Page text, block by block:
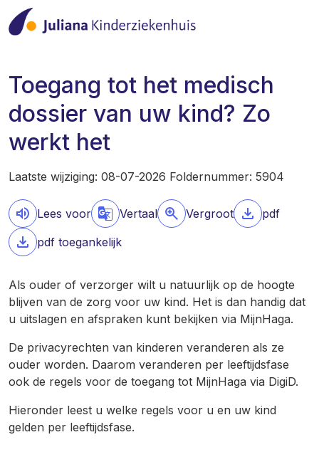
Toegang tot het medisch
dossier van uw kind? Zo
werkt het
Laatste wijziging: 08-07-2026 Foldernummer: 5904
Lees voor Vertaal Vergroot
pdf
pdf toegankelijk
Als ouder of verzorger wilt u natuurlijk op de hoogte
blijven van de zorg voor uw kind. Het is dan handig dat
u uitslagen en afspraken kunt bekijken via MijnHaga.
De privacyrechten van kinderen veranderen als ze
ouder worden. Daarom veranderen per leeftijdsfase
ook de regels voor de toegang tot MijnHaga via DigiD.
Hieronder leest u welke regels voor u en uw kind
gelden per leeftijdsfase.